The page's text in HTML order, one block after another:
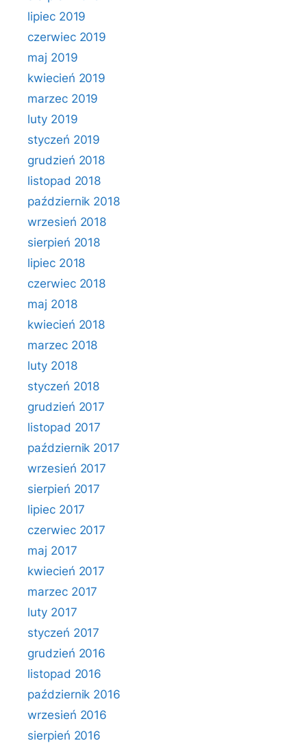
lipiec 2019
czerwiec 2019
maj 2019
kwiecień 2019
marzec 2019
luty 2019
styczeń 2019
grudzień 2018
listopad 2018
październik 2018
wrzesień 2018
sierpień 2018
lipiec 2018
czerwiec 2018
maj 2018
kwiecień 2018
marzec 2018
luty 2018
styczeń 2018
grudzień 2017
listopad 2017
październik 2017
wrzesień 2017
sierpień 2017
lipiec 2017
czerwiec 2017
maj 2017
kwiecień 2017
marzec 2017
luty 2017
styczeń 2017
grudzień 2016
listopad 2016
październik 2016
wrzesień 2016
sierpień 2016